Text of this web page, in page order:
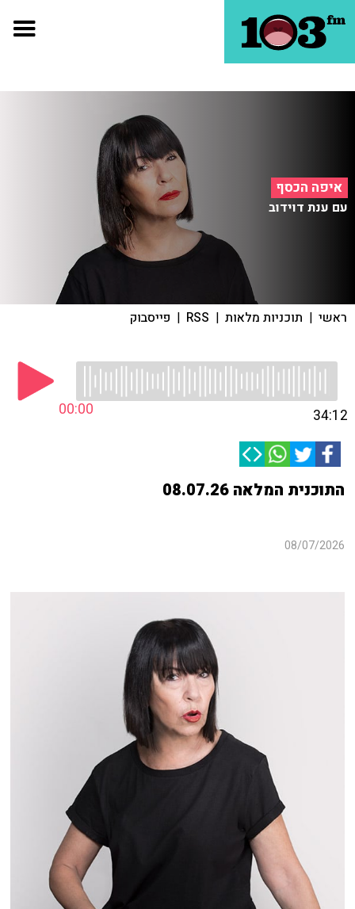
איפה הכסף
עם ענת דוידוב
ראשי | תוכניות מלאות |
RSS
| פייסבוק
00:00 34:12
התוכנית המלאה 08.07.26
08/07/2026